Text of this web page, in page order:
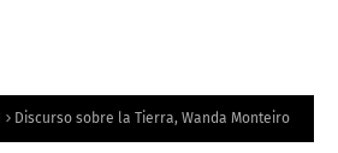
Discurso sobre la Tierra, Wanda Monteiro